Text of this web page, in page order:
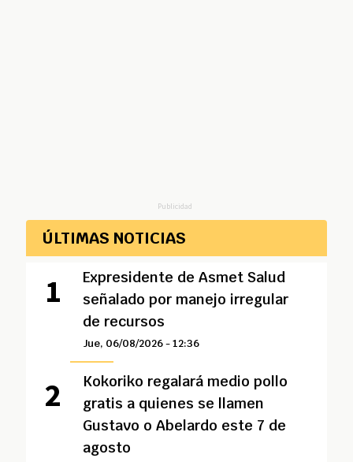
Publicidad
ÚLTIMAS NOTICIAS
Expresidente de Asmet Salud
señalado por manejo irregular
de recursos
Jue, 06/08/2026 - 12:36
Kokoriko regalará medio pollo
gratis a quienes se llamen
Gustavo o Abelardo este 7 de
agosto